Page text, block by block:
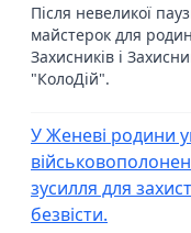
Після невеликої
майстерок для
Захисників і
"КолоДій".
У Женеві родини
зусилля для
безвісти.